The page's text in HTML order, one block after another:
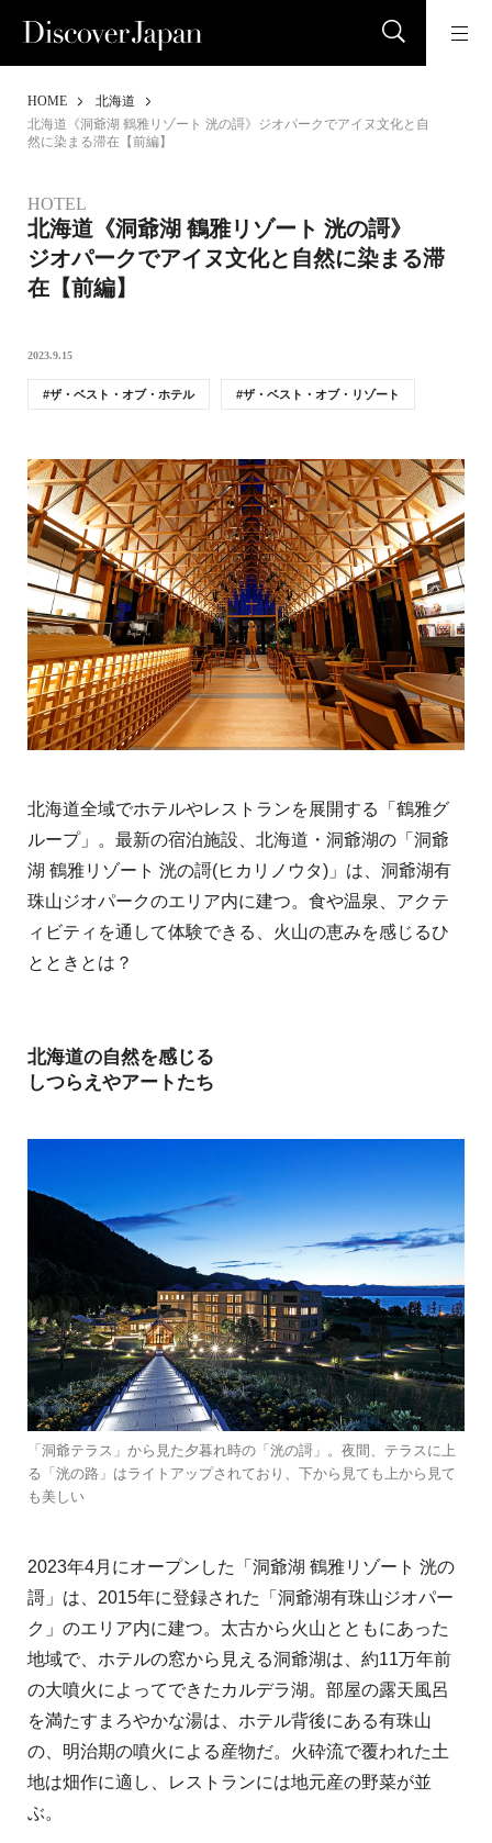
HOME
北海道
北海道《洞爺湖 鶴雅リゾート 洸の謌》ジオパークでアイヌ文化と自
然に染まる滞在【前編】
HOTEL
北海道《洞爺湖 鶴雅リゾート 洸の謌》
ジオパークでアイヌ文化と自然に染まる滞
在【前編】
2023.9.15
ザ・ベスト・オブ・ホテル ザ・ベスト・オブ・リゾート
北海道全域でホテルやレストランを展開する「鶴雅グ
ループ」。最新の宿泊施設、北海道・洞爺湖の「洞爺
湖 鶴雅リゾート 洸の謌(ヒカリノウタ)」は、洞爺湖有
珠山ジオパークのエリア内に建つ。食や温泉、アクテ
ィビティを通して体験できる、火山の恵みを感じるひ
とときとは？
北海道の自然を感じる
しつらえやアートたち
「洞爺テラス」から見た夕暮れ時の「洸の謌」。夜間、テラスに上
る「洸の路」はライトアップされており、下から見ても上から見て
も美しい
2023年4月にオープンした「洞爺湖 鶴雅リゾート 洸の
謌」は、2015年に登録された「洞爺湖有珠山ジオパー
ク」のエリア内に建つ。太古から火山とともにあった
地域で、ホテルの窓から見える洞爺湖は、約11万年前
の大噴火によってできたカルデラ湖。部屋の露天風呂
を満たすまろやかな湯は、ホテル背後にある有珠山
の、明治期の噴火による産物だ。火砕流で覆われた土
地は畑作に適し、レストランには地元産の野菜が並
ぶ。